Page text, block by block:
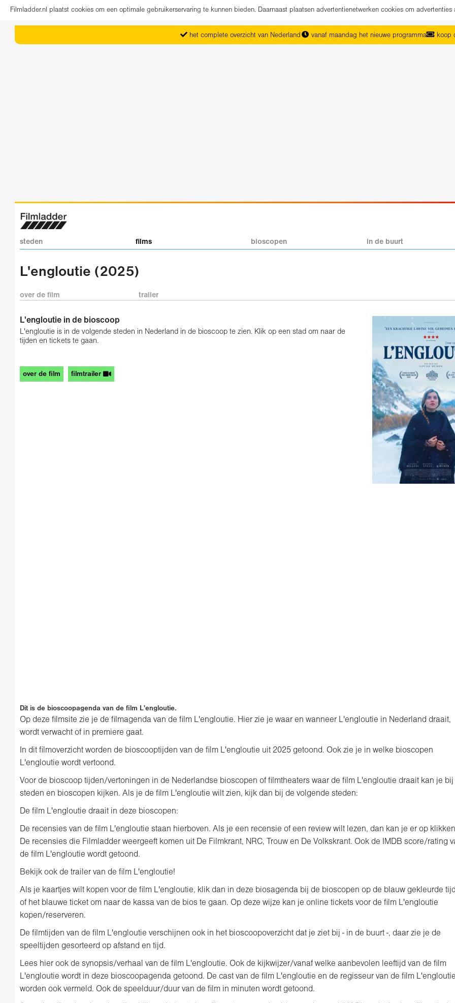
Filmladder.nl plaatst cookies om een optimale gebruikerservaring te kunnen bieden. Daarnaast plaatsen advertentienetwerken cookies om
het complete overzicht van Nederland vanaf maandag het nieuwe programma koop
steden films bioscopen in de buurt
L'engloutie (2025)
over de film trailer
L'engloutie in de bioscoop
L'engloutie is in de volgende steden in Nederland in de bioscoop te zien. Klik op een stad om naar de
tijden en tickets te gaan.
over de film filmtrailer
Dit is de bioscoopagenda van de film L'engloutie.
Op deze filmsite zie je de filmagenda van de film L'engloutie. Hier zie je waar en wanneer L'engloutie in Nederland draait,
wordt verwacht of in premiere gaat.
In dit filmoverzicht worden de bioscooptijden van de film L'engloutie uit 2025 getoond. Ook zie je in welke bioscopen
L'engloutie wordt vertoond.
Voor de bioscoop tijden/vertoningen in de Nederlandse bioscopen of filmtheaters waar de film L'engloutie draait kan je bij
steden en bioscopen kijken. Als je de film L'engloutie wilt zien, kijk dan bij de volgende steden:
De film L'engloutie draait in deze bioscopen:
De recensies van de film L'engloutie staan hierboven. Als je een recensie of een review wilt lezen, dan kan je er op
De recensies die Filmladder weergeeft komen uit De Filmkrant, NRC, Trouw en De Volkskrant. Ook de IMDB score/rating
de film L'engloutie wordt getoond.
Bekijk ook de trailer van de film L'engloutie!
Als je kaartjes wilt kopen voor de film L'engloutie, klik dan in deze biosagenda bij de bioscopen op de blauw gekleurde
of het blauwe ticket om naar de kassa van de bios te gaan. Op deze wijze kan je online tickets voor de film L'engloutie
kopen/reserveren.
De filmtijden van de film L'engloutie verschijnen ook in het bioscoopoverzicht dat je ziet bij - in de buurt -, daar zie je de
speeltijden gesorteerd op afstand en tijd.
Lees hier ook de synopsis/verhaal van de film L'engloutie. Ook de kijkwijzer/vanaf welke aanbevolen leeftijd van de film
L'engloutie wordt in deze bioscoopagenda getoond. De cast van de film L'engloutie en de regisseur van de film L'engloutie
worden ook vermeld. Ook de speelduur/duur van de film in minuten wordt getoond.